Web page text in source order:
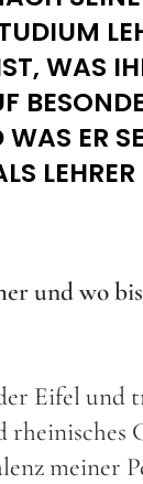
WAS
WAS ER
und wo
Eifel und
rheinisches
meiner